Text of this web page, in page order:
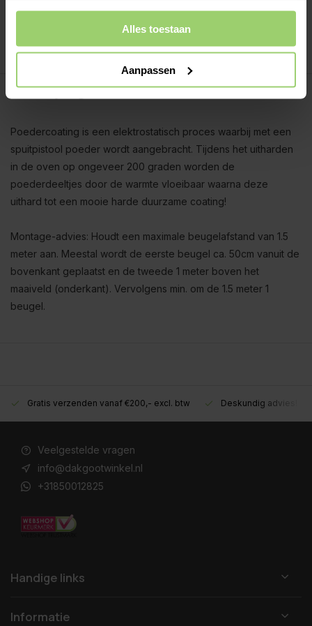
Alles toestaan
Aanpassen
Betaal achteraf, geen aanbetaling!
Poedercoating is een elektrostatisch proces waarbij met een
spuitpistool poeder wordt aangebracht. Tijdens het uitharden
in de oven op ongeveer 200 graden worden de
poederdeeltjes door de warmte vloeibaar waarna deze
uithard tot een mooie harde duurzame coating!
Montage-advies: Houdt een maximale beugelafstand van 1.5
meter aan. Meestal wordt de eerste beugel ca. 50cm vanuit de
bovenkant geplaatst en de tweede 1 meter boven het
maaiveld (onderkant). Vervolgens min. om de 1.5 meter 1
beugel.
Gratis verzenden vanaf €200,- excl. btw Deskundig advies!
Veelgestelde vragen
info@dakgootwinkel.nl
+31850012825
Handige links
Informatie